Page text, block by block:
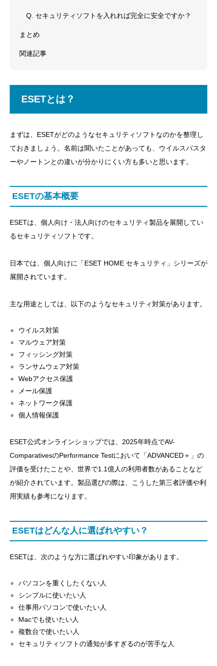
Q. セキュリティソフトを入れれば完全に安全ですか？
まとめ
関連記事
ESETとは？
まずは、ESETがどのようなセキュリティソフトなのかを整理し
ておきましょう。名前は聞いたことがあっても、ウイルスバスタ
ーやノートンとの違いが分かりにくい方も多いと思います。
ESETの基本概要
ESETは、個人向け・法人向けのセキュリティ製品を展開してい
るセキュリティソフトです。
日本では、個人向けに「ESET HOME セキュリティ」シリーズが
展開されています。
主な用途としては、以下のようなセキュリティ対策があります。
ウイルス対策
マルウェア対策
フィッシング対策
ランサムウェア対策
Webアクセス保護
メール保護
ネットワーク保護
個人情報保護
ESET公式オンラインショップでは、2025年時点でAV-
ComparativesのPerformance Testにおいて「ADVANCED＋」の
評価を受けたことや、世界で1.1億人の利用者数があることなど
が紹介されています。製品選びの際は、こうした第三者評価や利
用実績も参考になります。
ESETはどんな人に選ばれやすい？
ESETは、次のような方に選ばれやすい印象があります。
パソコンを重くしたくない人
シンプルに使いたい人
仕事用パソコンで使いたい人
Macでも使いたい人
複数台で使いたい人
セキュリティソフトの通知が多すぎるのが苦手な人